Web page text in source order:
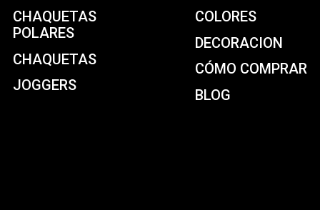
CHAQUETAS
POLARES
CHAQUETAS
JOGGERS
COLORES
DECORACION
CÓMO COMPRAR
BLOG